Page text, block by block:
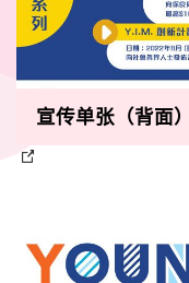
宣传单张（背面）